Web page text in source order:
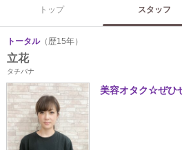
トップ スタッフ
トータル（歴15年）
立花
タチバナ
美容オタク☆ぜひ